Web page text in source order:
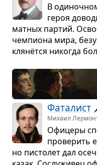
В
героя
мат­ных пар­тий.
чем­пи­она мира,
клянётся нико­гда
Фата­лист
Михаил
Офи­церы
про­ве­рить
но писто­лет дал